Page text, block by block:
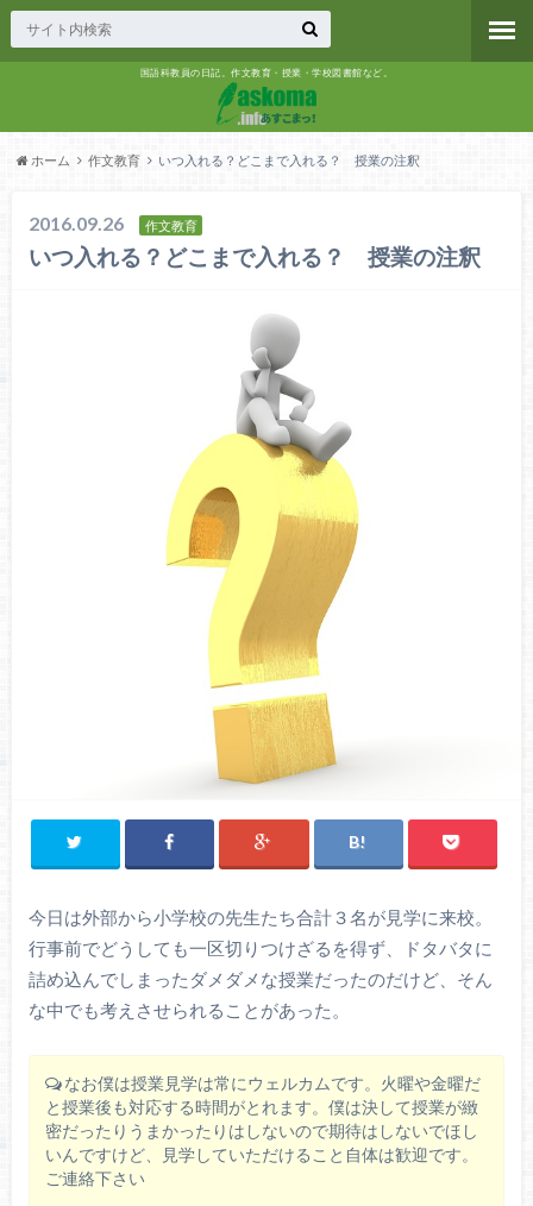
国語科教員の日記。作文教育・授業・学校図書館など。
ホーム 作文教育 いつ入れる？どこまで入れる？ 授業の注釈
2016.09.26 作文教育
いつ入れる？どこまで入れる？ 授業の注釈
今日は外部から小学校の先生たち合計３名が見学に来校。
行事前でどうしても一区切りつけざるを得ず、ドタバタに
詰め込んでしまったダメダメな授業だったのだけど、そん
な中でも考えさせられることがあった。
なお僕は授業見学は常にウェルカムです。火曜や金曜だ
と授業後も対応する時間がとれます。僕は決して授業が緻
密だったりうまかったりはしないので期待はしないでほし
いんですけど、見学していただけること自体は歓迎です。
ご連絡下さい